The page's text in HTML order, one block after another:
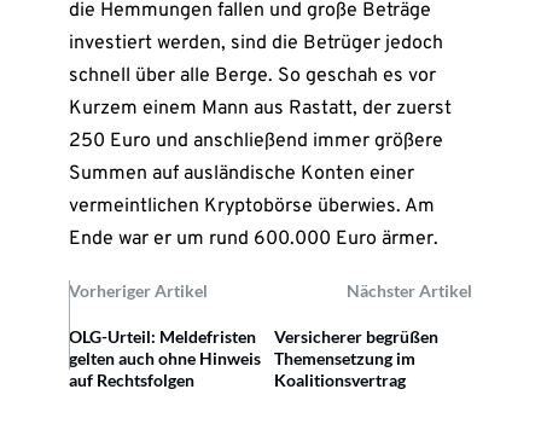
die Hemmungen fallen und große Beträge
investiert werden, sind die Betrüger jedoch
schnell über alle Berge. So geschah es vor
Kurzem einem Mann aus Rastatt, der zuerst
250 Euro und anschließend immer größere
Summen auf ausländische Konten einer
vermeintlichen Kryptobörse überwies. Am
Ende war er um rund 600.000 Euro ärmer.
Vorheriger Artikel Nächster Artikel
OLG-Urteil: Meldefristen
gelten auch ohne Hinweis
auf Rechtsfolgen
Versicherer begrüßen
Themensetzung im
Koalitionsvertrag